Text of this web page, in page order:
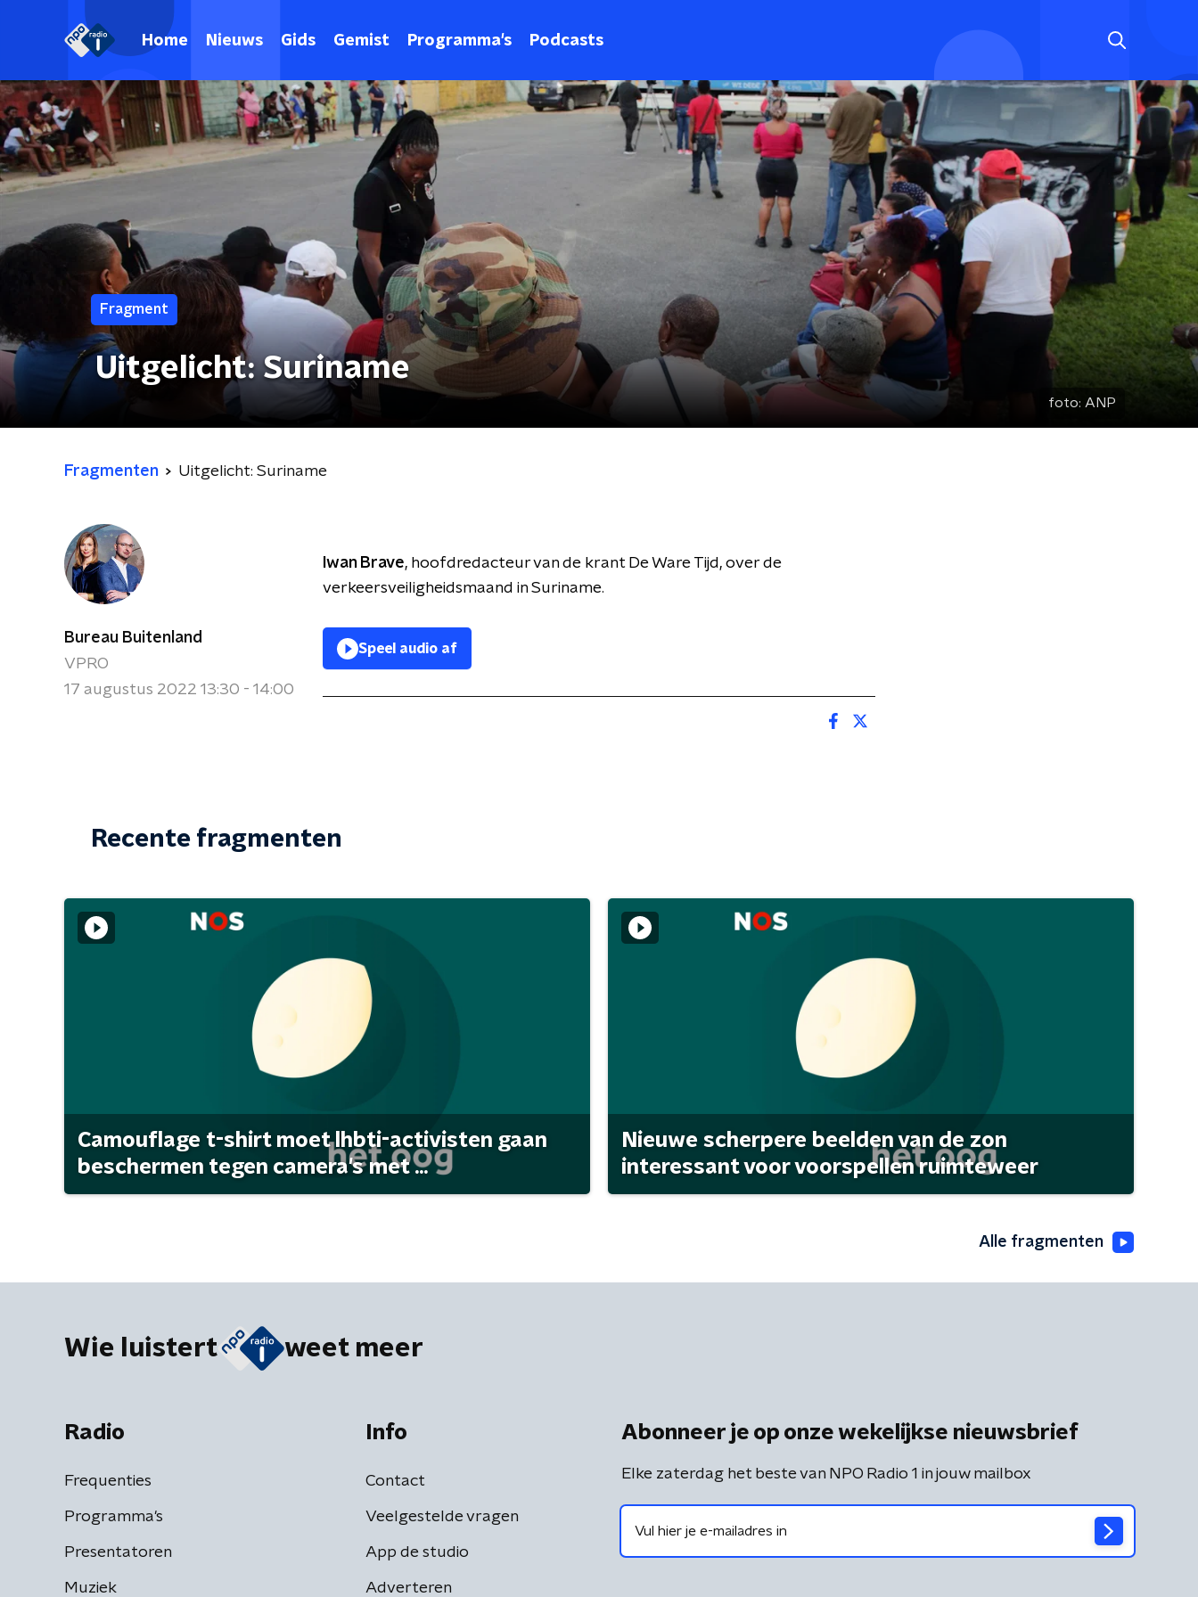
Home Nieuws Gids Gemist Programma's Podcasts
Fragment
Uitgelicht: Suriname
foto: ANP
Fragmenten Uitgelicht: Suriname
Bureau Buitenland
VPRO
17 augustus 2022 13:30 - 14:00
Iwan Brave, hoofdredacteur van de krant De Ware Tijd, over de
verkeersveiligheidsmaand in Suriname.
Speel audio af
Recente fragmenten
Camouflage t-shirt moet lhbti-activisten gaan
beschermen tegen camera's met ...
Nieuwe scherpere beelden van de zon
interessant voor voorspellen ruimteweer
Alle fragmenten
Wie luistert weet meer
Radio
Frequenties
Programma's
Presentatoren
Muziek
Info
Contact
Veelgestelde vragen
App de studio
Adverteren
Abonneer je op onze wekelijkse nieuwsbrief
Elke zaterdag het beste van NPO Radio 1 in jouw mailbox